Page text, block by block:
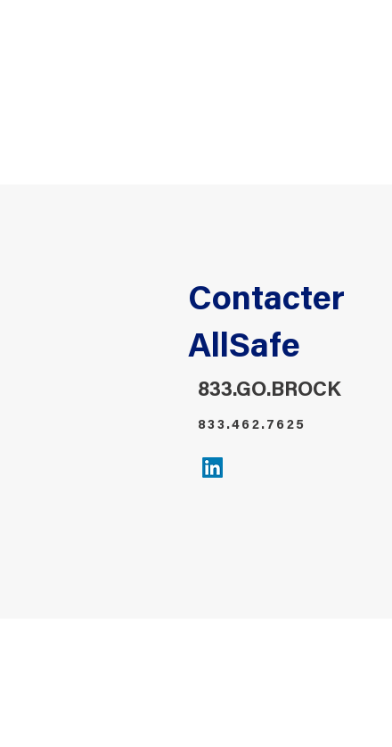
​Contacter
AllSafe
833.GO.BROCK
833.462.7625